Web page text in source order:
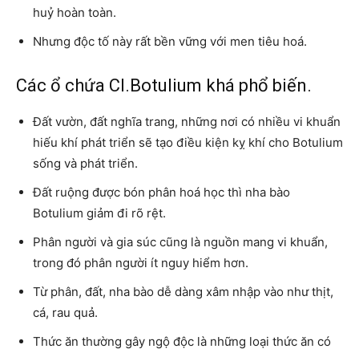
huỷ hoàn toàn.
Nhưng độc tố này rất bền vững với men tiêu hoá.
Các ổ chứa Cl.Botulium khá phổ biến.
Đất vườn, đất nghĩa trang, những nơi có nhiều vi khuẩn
hiếu khí phát triển sẽ tạo điều kiện kỵ khí cho Botulium
sống và phát triển.
Đất ruộng được bón phân hoá học thì nha bào
Botulium giảm đi rõ rệt.
Phân người và gia súc cũng là nguồn mang vi khuẩn,
trong đó phân người ít nguy hiểm hơn.
Từ phân, đất, nha bào dễ dàng xâm nhập vào như thịt,
cá, rau quả.
Thức ăn thường gây ngộ độc là những loại thức ăn có